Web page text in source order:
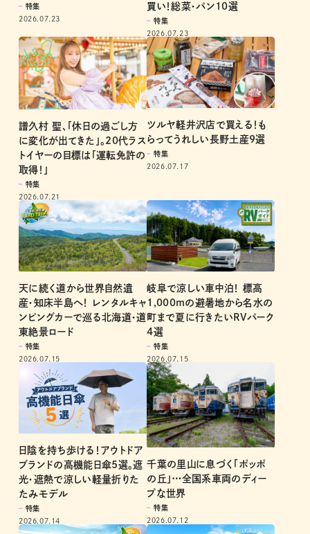
特集
2026.07.23
買い！総菜・パン10選
特集
2026.07.23
譜久村 聖、「休日の過ごし方
に変化が出てきた」。20代ラス
トイヤーの目標は「運転免許の
取得！」
特集
2026.07.21
ツルヤ軽井沢店で買える！も
らってうれしい長野土産9選
特集
2026.07.17
天に続く道から世界自然遺
産・知床半島へ！ レンタルキャ
ンピングカーで巡る北海道・道
東絶景ロード
特集
2026.07.15
岐阜で涼しい車中泊！ 標高
1,000mの避暑地から名水の
町まで夏に行きたいRVパーク
4選
特集
2026.07.15
日陰を持ち歩ける！アウトドア
ブランドの高機能日傘5選。遮
光・遮熱で涼しい軽量折りた
たみモデル
特集
2026.07.14
千葉の里山に息づく「ポッポ
の丘」⋯全国系車両のディー
プな世界
特集
2026.07.12